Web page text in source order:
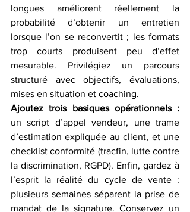
longues améliorent réellement la
probabilité d’obtenir un entretien
lorsque l’on se reconvertit ; les formats
trop courts produisent peu d’effet
mesurable. Privilégiez un parcours
structuré avec objectifs, évaluations,
mises en situation et coaching.
Ajoutez trois basiques opérationnels :
un script d’appel vendeur, une trame
d’estimation expliquée au client, et une
checklist conformité (tracfin, lutte contre
la discrimination, RGPD). Enfin, gardez à
l’esprit la réalité du cycle de vente :
plusieurs semaines séparent la prise de
mandat de la signature. Conservez un